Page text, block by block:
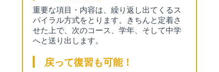
重要な項目・内容は、繰り返し出てくるス
パイラル方式をとります。きちんと定着さ
せた上で、次のコース、学年、そして中学
へと送り出します。
戻って復習も可能！